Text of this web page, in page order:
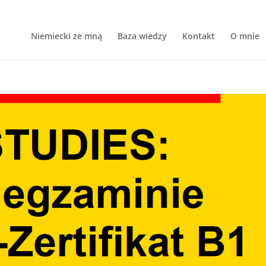
Niemiecki ze mną Baza wiedzy Kontakt O mnie